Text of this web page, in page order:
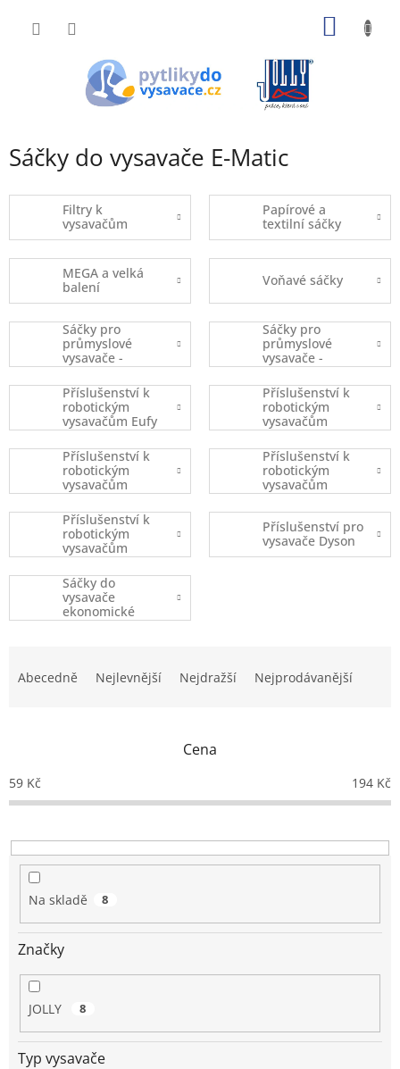
Sáčky do vysavače E-Matic
Filtry k
vysavačům
Papírové a
textilní sáčky
MEGA a velká
balení
Voňavé sáčky
Sáčky pro
průmyslové
vysavače -
kusový prodej
Sáčky pro
průmyslové
vysavače -
balené
Příslušenství k
robotickým
vysavačům Eufy
Robovac
Příslušenství k
robotickým
vysavačům
iRobot
Příslušenství k
robotickým
vysavačům
Xiaomi
Příslušenství k
robotickým
vysavačům
Ecovacs
Příslušenství k
robotickým
vysavačům
(ostatní značky)
Příslušenství pro
vysavače Dyson
Sáčky do
vysavače
ekonomické
balení
p
r
o
u
Abecedně Nejlevnější Nejdražší Nejprodávanější
Cena
59 Kč 194 Kč
Na skladě 8
Značky
JOLLY 8
Typ vysavače